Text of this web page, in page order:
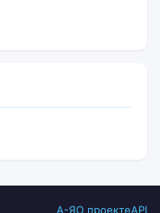
А-ЯО проектеAPI